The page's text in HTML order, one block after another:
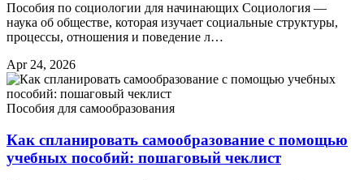
Пособия по социологии для начинающих Социология —
наука об обществе, которая изучает социальные структуры,
процессы, отношения и поведение л…
Apr 24, 2026
Пособия для самообразования
Как спланировать самообразование с помощью
учебных пособий: пошаговый чеклист